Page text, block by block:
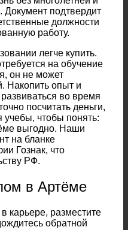
Документ подтвердит
должности
работу.
легче купить.
на обучение
он не может
Накопить опыт и
во время
посчитать деньги,
учебы, чтобы понять:
выгодно. Наши
на бланке
Гознак, что
РФ.
в Артёме
карьере, разместите
обратной